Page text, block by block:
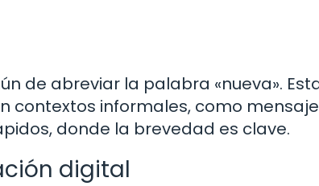
de abreviar la palabra «nueva».
contextos informales, como
donde la brevedad es clave.
digital